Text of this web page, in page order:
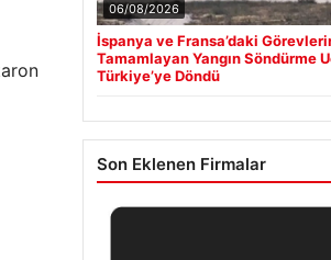
06/08/2026
İspanya ve Fransa’daki
Tamamlayan Yangın Söndürme
Türkiye’ye Döndü
Son Eklenen Firmalar